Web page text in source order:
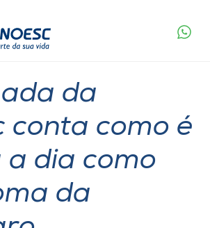
Estudante
da
conta como é
a dia como
da